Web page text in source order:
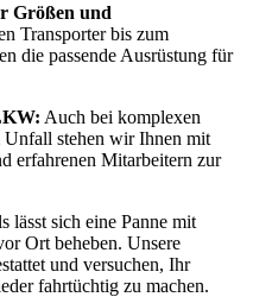
Größen und
Transporter bis zum
die passende Ausrüstung für
Auch bei komplexen
Unfall stehen wir Ihnen mit
erfahrenen Mitarbeitern zur
lässt sich eine Panne mit
Ort beheben. Unsere
und versuchen, Ihr
fahrtüchtig zu machen.